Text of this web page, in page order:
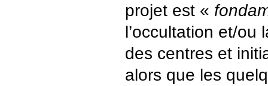
projet est «
l’occultation et/ou
des centres et
alors que les